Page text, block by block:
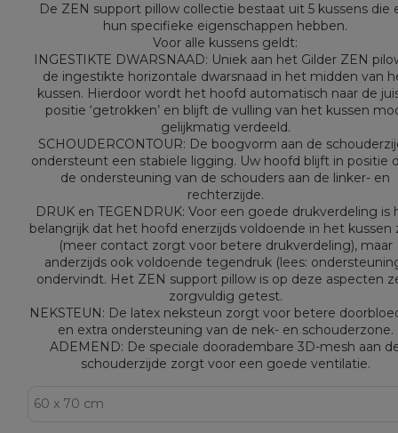
De ZEN support pillow collectie bestaat uit 5 kussens die
hun specifieke eigenschappen hebben.
Voor alle kussens geldt:
INGESTIKTE DWARSNAAD: Uniek aan het Gilder ZEN
de ingestikte horizontale dwarsnaad in het midden van
kussen. Hierdoor wordt het hoofd automatisch naar de
positie ‘getrokken’ en blijft de vulling van het kussen
gelijkmatig verdeeld.
SCHOUDERCONTOUR: De boogvorm aan de
ondersteunt een stabiele ligging. Uw hoofd blijft in positie
de ondersteuning van de schouders aan de linker- en
rechterzijde.
DRUK en TEGENDRUK: Voor een goede drukverdeling is
belangrijk dat het hoofd enerzijds voldoende in het kussen
(meer contact zorgt voor betere drukverdeling), maar
anderzijds ook voldoende tegendruk (lees:
ondervindt. Het ZEN support pillow is op deze aspecten
zorgvuldig getest.
NEKSTEUN: De latex neksteun zorgt voor betere
en extra ondersteuning van de nek- en schouderzone.
ADEMEND: De speciale dooradembare 3D-mesh aan
schouderzijde zorgt voor een goede ventilatie.